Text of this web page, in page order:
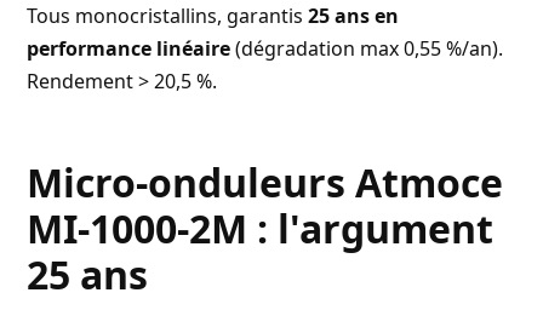
Tous monocristallins, garantis25 ans en
performance linéaire(dégradation max 0,55 %/an).
Rendement > 20,5 %.
Micro-onduleurs Atmoce
MI-1000-2M : l'argument
25 ans